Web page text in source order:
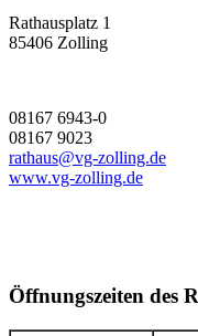
Rathausplatz 1
85406 Zolling
08167 6943-0
08167 9023
rathaus@vg-zolling.de
www.vg-zolling.de
Öffnungszeiten des